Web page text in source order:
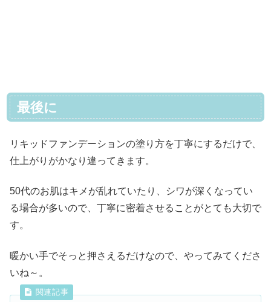
最後に
リキッドファンデーションの塗り方を丁寧にするだけで、
仕上がりがかなり違ってきます。
50代のお肌はキメが乱れていたり、シワが深くなってい
る場合が多いので、丁寧に密着させることがとても大切で
す。
暖かい手でそっと押さえるだけなので、やってみてくださ
いね～。